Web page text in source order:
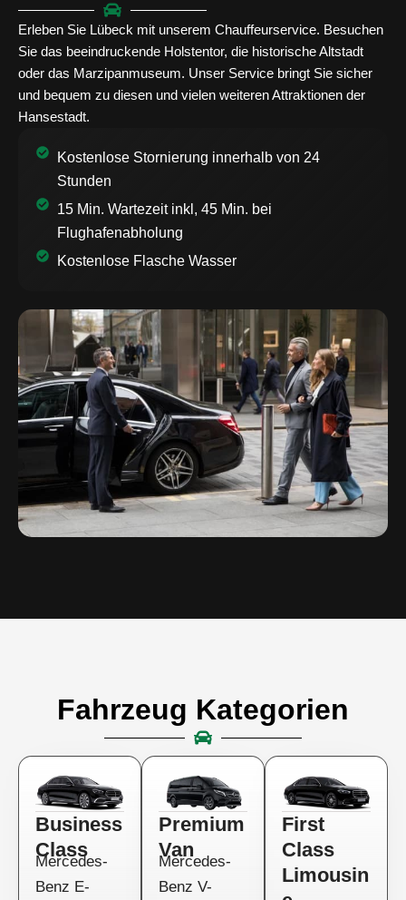
Erleben Sie Lübeck mit unserem Chauffeurservice. Besuchen
Sie das beeindruckende Holstentor, die historische Altstadt
oder das Marzipanmuseum. Unser Service bringt Sie sicher
und bequem zu diesen und vielen weiteren Attraktionen der
Hansestadt.
Kostenlose Stornierung innerhalb von 24
Stunden
15 Min. Wartezeit inkl, 45 Min. bei
Flughafenabholung
Kostenlose Flasche Wasser
Fahrzeug Kategorien
Business
Class
Mercedes-
Benz E-
Premium
Van
Mercedes-
Benz V-
First
Class
Limousin